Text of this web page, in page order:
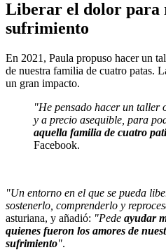
Liberar el dolor para
sufrimiento
En 2021, Paula propuso hacer un
de nuestra familia de cuatro patas.
un gran impacto.
"He pensado hacer un taller
y a precio asequible, para
aquella familia de cuatro
Facebook.
"Un entorno en el que se pueda
sostenerlo, comprenderlo y
asturiana, y añadió: "Pede ayudar
quienes fueron los amores de
sufrimiento".